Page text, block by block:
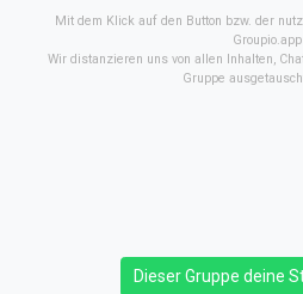
Mit dem Klick auf den Button bzw. der
Groupio.app
Wir distanzieren uns von allen Inhalten,
Gruppe
Dieser Gruppe deine